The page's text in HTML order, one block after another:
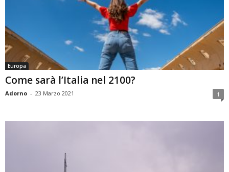
Europa
Come sarà l’Italia nel 2100?
Adorno - 23 Marzo 2021 1